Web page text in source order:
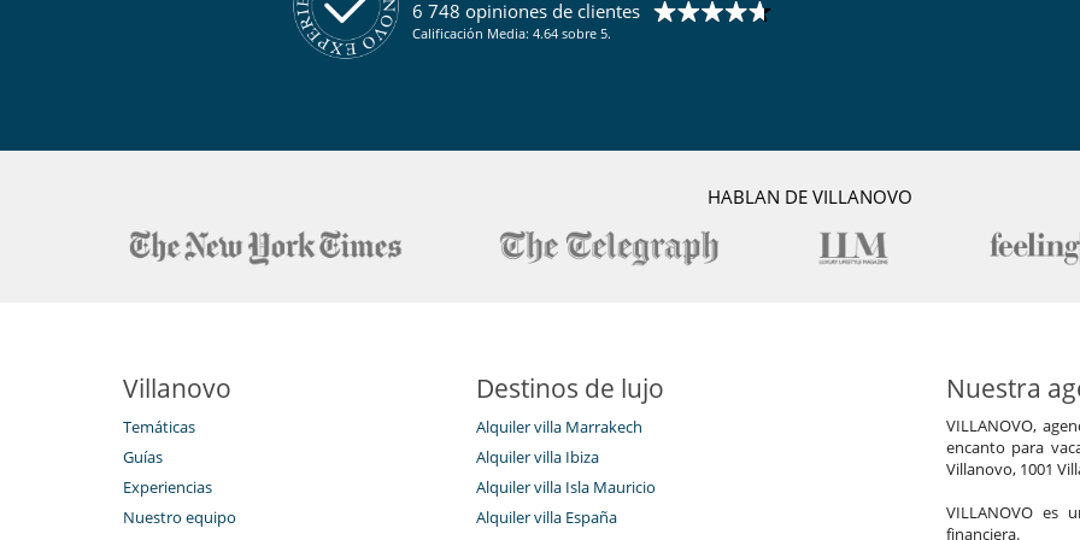
6 748 opiniones de clientes
Calificación Media: 4.64 sobre 5.
HABLAN DE VILLANOVO
Villanovo
Temáticas
Guías
Experiencias
Nuestro equipo
Destinos de lujo
Alquiler villa Marrakech
Alquiler villa Ibiza
Alquiler villa Isla Mauricio
Alquiler villa España
Nuestra
VILLANOVO,
encanto para
Villanovo, 1001
VILLANOVO es
financiera.